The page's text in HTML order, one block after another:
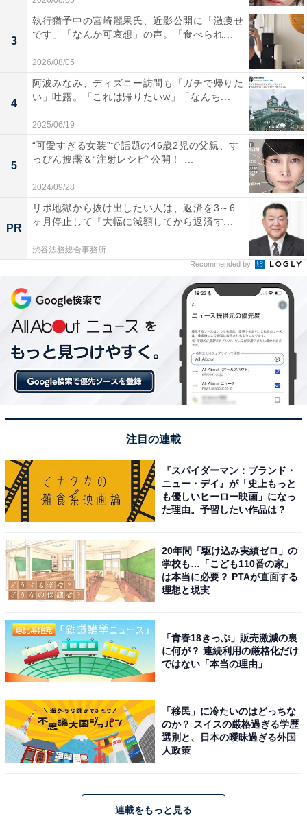
3
執行猶予中の宮崎麗果氏、近影公開に「激痩せ
です」「なんか可哀想」の声。「食べられ...
2026/08/05
4
阿波みなみ、ディズニー訪問も「ガチで帰りた
い」吐露。「これは帰りたいw」「なんち...
2025/06/19
5
“可愛すぎる女装”で話題の46歳2児の父親、す
っぴん披露＆“注射レシピ”公開！ ...
2024/09/28
PR
リボ地獄から抜け出したい人は、返済を3～6
ヶ月停止して『大幅に減額してから返済す...
渋谷法務総合事務所
Recommended by
注目の連載
『スパイダーマン：ブランド・
ニュー・デイ』が「史上もっと
も優しいヒーロー映画」になっ
た理由。予習したい作品は？
20年間「駆け込み実績ゼロ」の
学校も…「こども110番の家」
は本当に必要？ PTAが直面する
理想と現実
「青春18きっぷ」販売激減の裏
に何が？ 連続利用の厳格化だけ
ではない「本当の理由」
「移民」に冷たいのはどっちな
のか？ スイスの厳格過ぎる学歴
選別と、日本の曖昧過ぎる外国
人政策
連載をもっと見る